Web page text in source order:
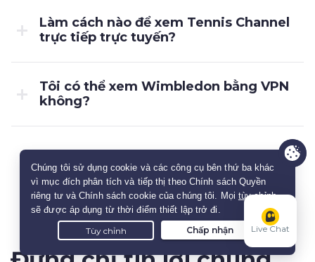
Làm cách nào để xem Tennis Channel
trực tiếp trực tuyến?
Tôi có thể xem Wimbledon bằng VPN
không?
Live Chat